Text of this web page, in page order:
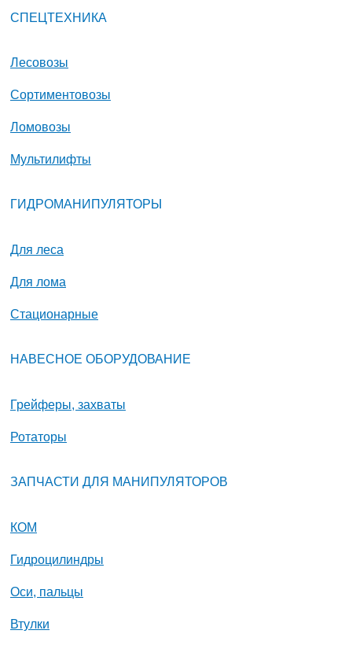
СПЕЦТЕХНИКА
Лесовозы
Сортиментовозы
Ломовозы
Мультилифты
ГИДРОМАНИПУЛЯТОРЫ
Для леса
Для лома
Стационарные
НАВЕСНОЕ ОБОРУДОВАНИЕ
Грейферы, захваты
Ротаторы
ЗАПЧАСТИ ДЛЯ МАНИПУЛЯТОРОВ
КОМ
Гидроцилиндры
Оси, пальцы
Втулки